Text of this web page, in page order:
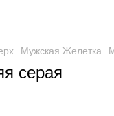
Мужская Желетка
серая